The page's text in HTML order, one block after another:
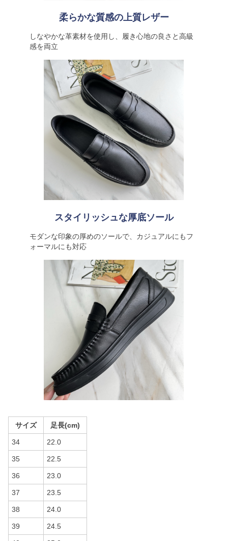
柔らかな質感の上質レザー
しなやかな革素材を使用し、履き心地の良さと高級
感を両立
スタイリッシュな厚底ソール
モダンな印象の厚めのソールで、カジュアルにもフ
ォーマルにも対応
サイズ 足長(cm)
34 22.0
35 22.5
36 23.0
37 23.5
38 24.0
39 24.5